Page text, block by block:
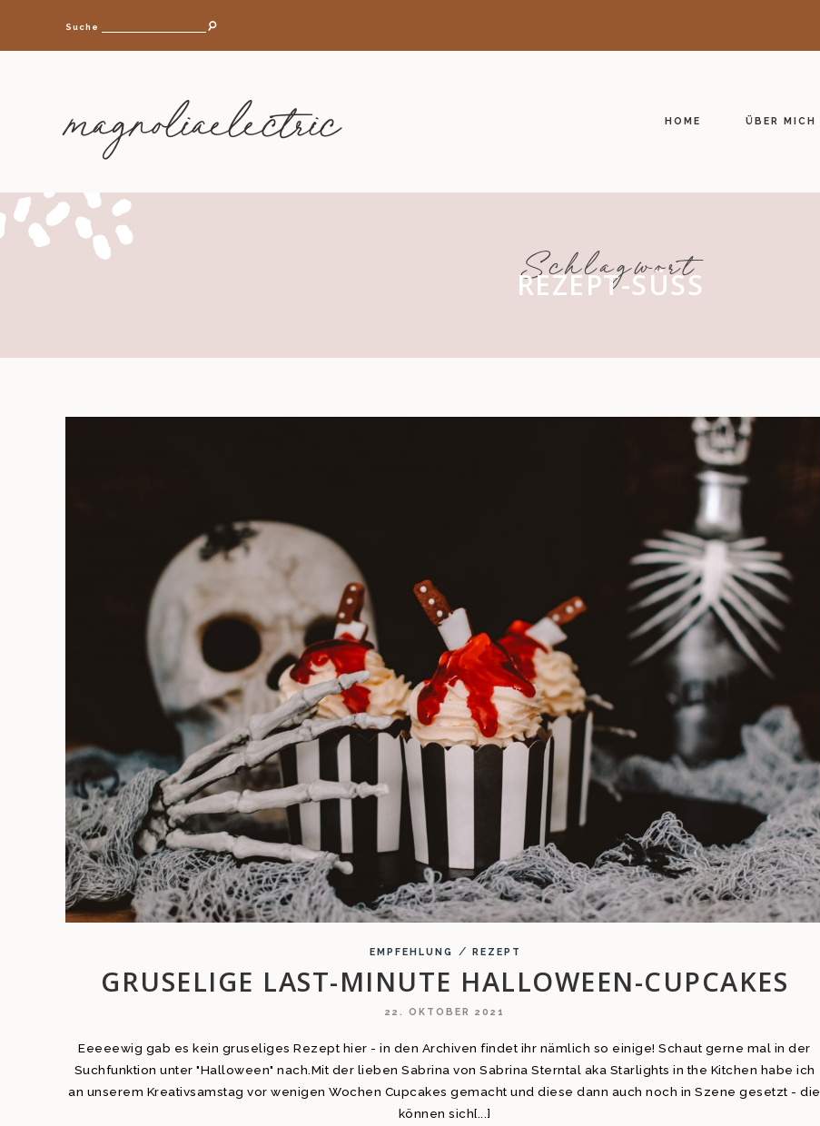
Suche
magnoliaelectric HOME ÜBER MICH
Schlagwort
REZEPT-SÜSS
EMPFEHLUNG / REZEPT
GRUSELIGE LAST-MINUTE HALLOWEEN-CUPCAKES
22. OKTOBER 2021
Eeeeewig gab es kein gruseliges Rezept hier - in den Archiven findet ihr nämlich so einige! Schaut gerne mal in der
Suchfunktion unter "Halloween" nach.Mit der lieben Sabrina von Sabrina Sterntal aka Starlights in the Kitchen habe ich
an unserem Kreativsamstag vor wenigen Wochen Cupcakes gemacht und diese dann auch noch in Szene gesetzt - die
können sich[...]